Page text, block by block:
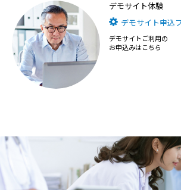
デモサイト体験
デモサイト申込
デモサイトご利用の
お申込みはこちら